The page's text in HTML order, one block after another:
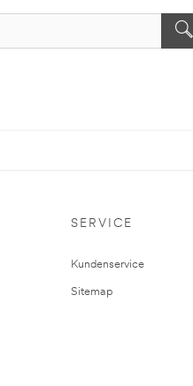
SERVICE
Kundenservice
Sitemap